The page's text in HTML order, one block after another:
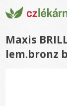
Maxis
lem.bronz